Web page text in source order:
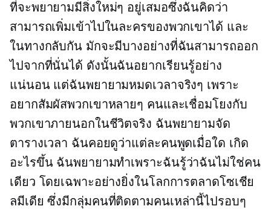
ที่จะพยายามมีสิ่งใหม่ๆ อยู่เสมอซึ่งฉันคิดว่า
สามารถเพิ่มเข้าไปในละครของพวกเขาได้ และ
ในทางกลับกัน มักจะมีบางอย่างที่ฉันสามารถออก
ไปจากที่นั่นได้ ดังนั้นฉันอยากเรียนรู้อย่าง
แน่นอน แต่ฉันพยายามหมดเวลาจริงๆ เพราะ
อยากสัมผัสพวกเขาหลายๆ คนและเชื่อมโยงกับ
พวกเขาภายนอกในชีวิตจริง ฉันพยายามจัด
ตารางเวลา ฉันคอยดูว่าแต่ละคนพูดเมื่อใด เกิด
อะไรขึ้น ฉันพยายามทำเพราะฉันรู้ว่าฉันไม่ใช่คน
เดียว โดยเฉพาะอย่างยิ่งในโลกการตลาดโซเชีย
ลมีเดีย ซึ่งมีกลุ่มคนที่ติดตามคนเหล่านี้ไปรอบๆ